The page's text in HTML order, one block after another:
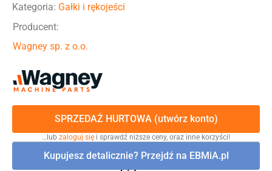
Kategoria: Gałki i rękojeści
Producent:
Wagney sp. z o.o.
SPRZEDAŻ HURTOWA (utwórz konto)
…lub zaloguj się i sprawdź niższe ceny, oraz inne korzyści!
Kupujesz detalicznie? Przejdź na EBMiA.pl